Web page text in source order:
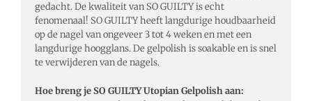
gedacht. De kwaliteit van SO GUILTY is echt
fenomenaal! SO GUILTY heeft langdurige houdbaarheid
op de nagel van ongeveer 3 tot 4 weken en met een
langdurige hoogglans. De gelpolish is soakable en is snel
te verwijderen van de nagels.
Hoe breng je SO GUILTY Utopian Gelpolish aan: